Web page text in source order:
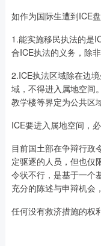
如作为国际生遭到ICE
1.能实施移民执法的是
合ICE执法的义务，除
2.ICE执法区域除在边
域，不得进入属地空间
教学楼等界定为公共区
ICE要进入属地空间，
目前国土部在争辩行政
定驱逐的人员，但也仅
令状不行，是基于一个
充分的陈述与申辩机会
任何没有救济措施的权